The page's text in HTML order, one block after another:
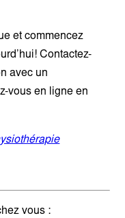
et commencez
Contactez-
avec un
vous en ligne en
vous :